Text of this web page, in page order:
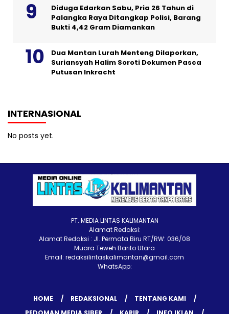
Diduga Edarkan Sabu, Pria 26 Tahun di
Palangka Raya Ditangkap Polisi, Barang
Bukti 4,42 Gram Diamankan
Dua Mantan Lurah Menteng Dilaporkan,
Suriansyah Halim Soroti Dokumen Pasca
Putusan Inkracht
INTERNASIONAL
No posts yet.
PT. MEDIA LINTAS KALIMANTAN
Alamat Redaksi:
Alamat Redaksi : Jl. Permata Biru RT/RW: 036/08
Muara Teweh Barito Utara
Email: redaksilintaskalimantan@gmail.com
WhatsApp:
HOME REDAKSIONAL
TENTANG KAMI